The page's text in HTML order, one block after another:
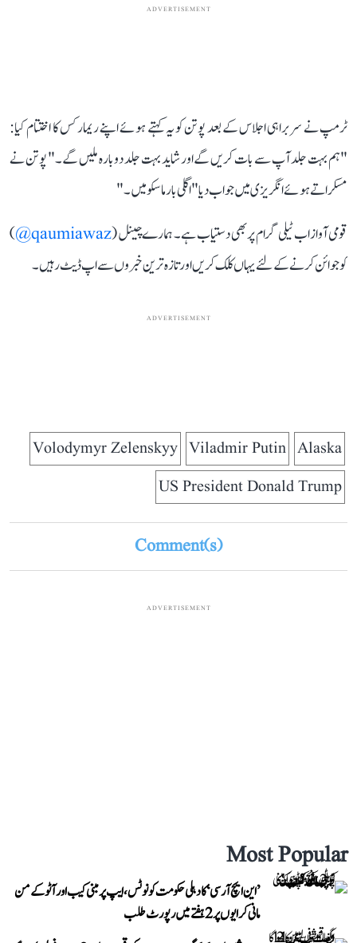
ADVERTISEMENT
ٹرمپ نے سربراہی اجلاس کے بعد پوتن کو یہ کہتے ہوئے اپنے ریمارکس کا اختتام کیا:
"ہم بہت جلد آپ سے بات کریں گے اور شاید بہت جلد دوبارہ ملیں گے۔" پوتن نے
مسکراتے ہوئے انگریزی میں جواب دیا "اگلی بار ماسکو میں۔"
قومی آواز اب ٹیلی گرام پر بھی دستیاب ہے۔ ہمارے چینل (qaumiawaz@
)
کو جوائن کرنے کے لئے یہاں کلک کریں اور تازہ ترین خبروں سے اپ ڈیٹ رہیں۔
ADVERTISEMENT
Alaska
Viladmir Putin
Volodymyr Zelenskyy
US President Donald Trump
Comment(s)
ADVERTISEMENT
Most Popular
’این ایچ آر سی‘ کا دہلی حکومت کو نوٹس، ایپ پر مبنی کیب اور آٹو کے من
مانی کرایوں پر 2 ہفتے میں رپورٹ طلب